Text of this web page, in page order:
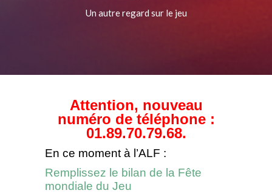
Un autre regard sur le jeu
Attention, nouveau
numéro de téléphone :
01.89.70.79.68.
En ce moment à l’ALF :
Remplissez le bilan de la Fête
mondiale du Jeu